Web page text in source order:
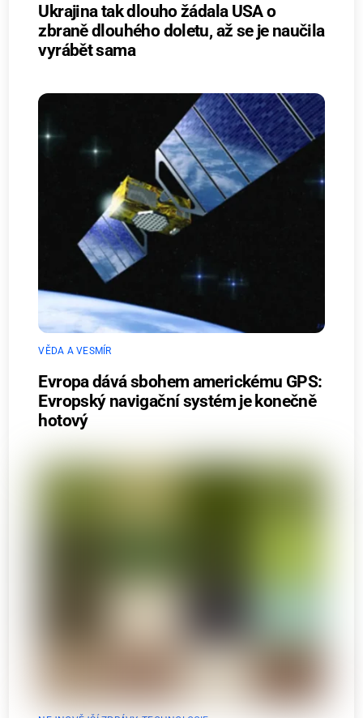
Ukrajina tak dlouho žádala USA o
zbraně dlouhého doletu, až se je naučila
vyrábět sama
VĚDA A VESMÍR
Evropa dává sbohem americkému GPS:
Evropský navigační systém je konečně
hotový